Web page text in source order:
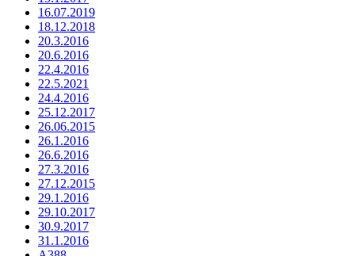
16.07.2019
18.12.2018
20.3.2016
20.6.2016
22.4.2016
22.5.2021
24.4.2016
25.12.2017
26.06.2015
26.1.2016
26.6.2016
27.3.2016
27.12.2015
29.1.2016
29.10.2017
30.9.2017
31.1.2016